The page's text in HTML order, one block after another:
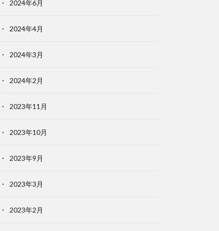
2024年6月
2024年4月
2024年3月
2024年2月
2023年11月
2023年10月
2023年9月
2023年3月
2023年2月